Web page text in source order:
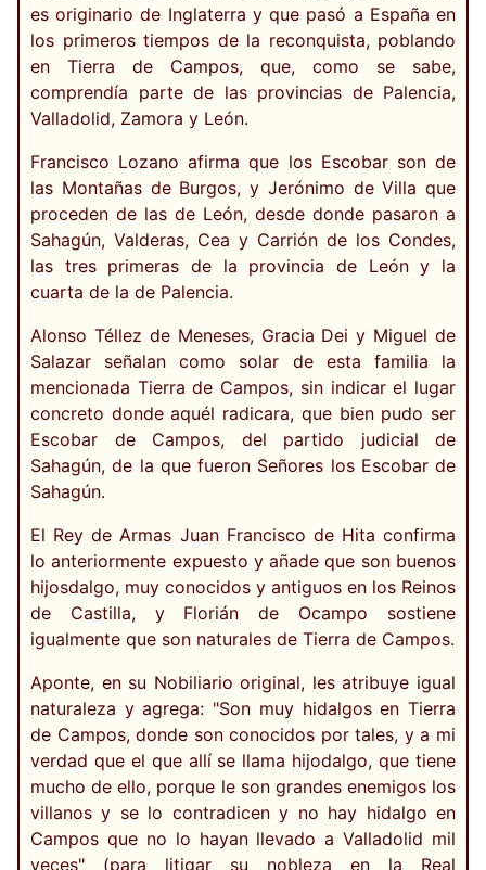
es originario de Inglaterra y que pasó a España en
los primeros tiempos de la reconquista, poblando
en Tierra de Campos, que, como se sabe,
comprendía parte de las provincias de Palencia,
Valladolid, Zamora y León.
Francisco Lozano afirma que los Escobar son de
las Montañas de Burgos, y Jerónimo de Villa que
proceden de las de León, desde donde pasaron a
Sahagún, Valderas, Cea y Carrión de los Condes,
las tres primeras de la provincia de León y la
cuarta de la de Palencia.
Alonso Téllez de Meneses, Gracia Dei y Miguel de
Salazar señalan como solar de esta familia la
mencionada Tierra de Campos, sin indicar el lugar
concreto donde aquél radicara, que bien pudo ser
Escobar de Campos, del partido judicial de
Sahagún, de la que fueron Señores los Escobar de
Sahagún.
El Rey de Armas Juan Francisco de Hita confirma
lo anteriormente expuesto y añade que son buenos
hijosdalgo, muy conocidos y antiguos en los Reinos
de Castilla, y Florián de Ocampo sostiene
igualmente que son naturales de Tierra de Campos.
Aponte, en su Nobiliario original, les atribuye igual
naturaleza y agrega: "Son muy hidalgos en Tierra
de Campos, donde son conocidos por tales, y a mi
verdad que el que allí se llama hijodalgo, que tiene
mucho de ello, porque le son grandes enemigos los
villanos y se lo contradicen y no hay hidalgo en
Campos que no lo hayan llevado a Valladolid mil
veces" (para litigar su nobleza en la Real